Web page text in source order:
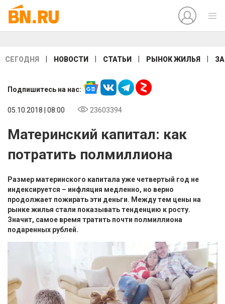
СЕГОДНЯ НОВОСТИ СТАТЬИ РЫНОК ЖИЛЬЯ
Подпишитесь на нас:
05.10.2018 | 08:00 23603394
Материнский капитал: как
потратить полмиллиона
Размер материнского капитала уже четвертый год не
индексируется – инфляция медленно, но верно
продолжает пожирать эти деньги. Между тем цены на
рынке жилья стали показывать тенденцию к росту.
Значит, самое время тратить почти полмиллиона
подаренных рублей.